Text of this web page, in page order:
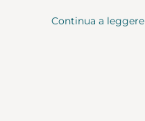
Continua a leggere